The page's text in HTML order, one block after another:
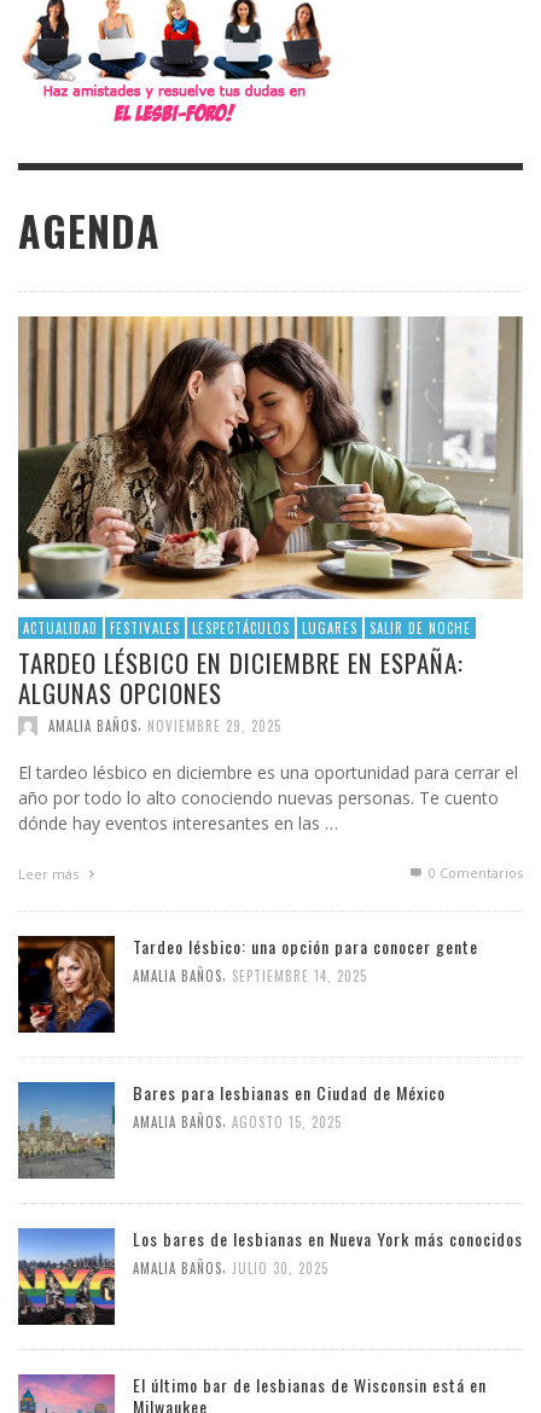
AGENDA
ACTUALIDAD FESTIVALES LESPECTÁCULOS LUGARES SALIR DE NOCHE
TARDEO LÉSBICO EN DICIEMBRE EN ESPAÑA:
ALGUNAS OPCIONES
AMALIA BAÑOS NOVIEMBRE 29, 2025
El tardeo lésbico en diciembre es una oportunidad para cerrar el
año por todo lo alto conociendo nuevas personas. Te cuento
dónde hay eventos interesantes en las …
Leer más 0 Comentarios
Tardeo lésbico: una opción para conocer gente
AMALIA BAÑOS SEPTIEMBRE 14, 2025
Bares para lesbianas en Ciudad de México
AMALIA BAÑOS AGOSTO 15, 2025
Los bares de lesbianas en Nueva York más conocidos
AMALIA BAÑOS JULIO 30, 2025
El último bar de lesbianas de Wisconsin está en
Milwaukee